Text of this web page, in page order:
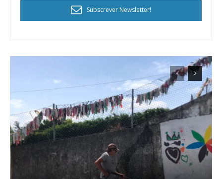
Subscrever Newsletter!